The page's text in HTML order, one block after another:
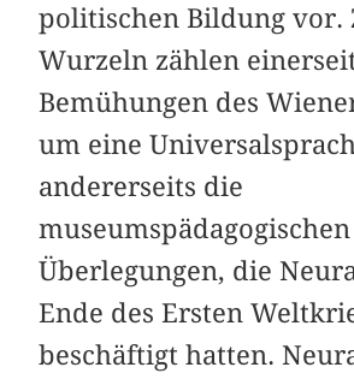
politischen Bildung vor.
Wurzeln zählen
Bemühungen des
um eine
andererseits die
museumspädagogischen
Überlegungen, die
Ende des Ersten
beschäftigt hatten.